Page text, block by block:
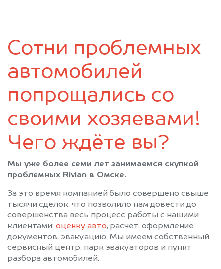
Усть-Ишим
Черлак
Сотни проблемных
автомобилей
попрощались со
своими хозяевами!
Чего ждёте вы?
Мы уже более семи лет занимаемся скупкой
проблемных Rivian в Омске.
За это время компанией было совершено свыше
тысячи сделок, что позволило нам довести до
совершенства весь процесс работы с нашими
клиентами: оценку авто, расчёт, оформление
документов, эвакуацию. Мы имеем собственный
сервисный центр, парк эвакуаторов и пункт
разбора автомобилей.